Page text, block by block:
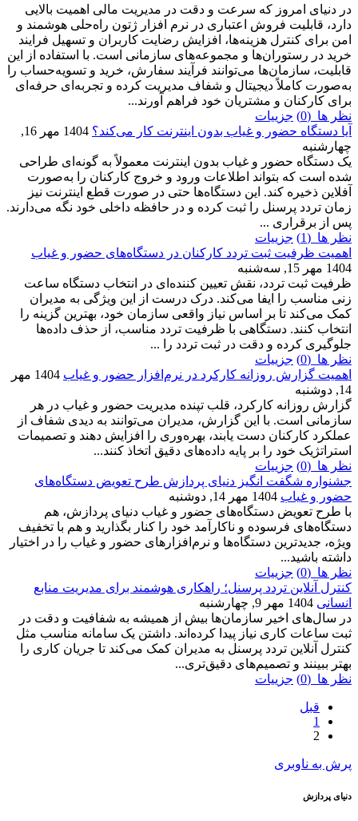
در دنیای امروز که سرعت و دقت در مدیریت مالی اهمیت بالایی
دارد، قابلیت فروش اعتباری در نرم افزار ژتون راه‌حلی هوشمند و
امن برای کنترل هزینه‌ها، افزایش رضایت کاربران و تسهیل فرایند
خرید در رستوران‌ها و مجموعه‌های سازمانی است. با استفاده از این
قابلیت، سازمان‌ها می‌توانند فرآیند سفارش، خرید و تسویه‌حساب را
به‌صورت کاملاً دیجیتال و شفاف مدیریت کرده و تجربه‌ای حرفه‌ای
برای کارکنان و مشتریان خود فراهم آورند...
نظر ها (0)
جزییات
آیا دستگاه حضور و غیاب بدون اینترنت کار می‌کند؟
1404 مهر 16,
چهارشنبه
یک دستگاه حضور و غیاب بدون اینترنت معمولاً به گونه‌ای طراحی
شده است که بتواند اطلاعات ورود و خروج کارکنان را به‌صورت
آفلاین ذخیره کند. این دستگاه‌ها حتی در صورت قطع اینترنت نیز
زمان تردد پرسنل را ثبت کرده و در حافظه داخلی خود نگه می‌دارند.
پس از برقراری ...
نظر ها (1)
جزییات
اهمیت ظرفیت ثبت تردد کارکنان در دستگاه‌های حضور و غیاب
1404 مهر 15, سه‌شنبه
ظرفیت ثبت تردد، نقش تعیین کننده‌ای در انتخاب دستگاه ساعت
زنی مناسب را ایفا می‌کند. درک درست از این ویژگی به مدیران
کمک می‌کند تا بر اساس نیاز واقعی سازمان خود، بهترین گزینه را
انتخاب کنند. دستگاهی با ظرفیت تردد مناسب، از حذف داده‌ها
جلوگیری کرده و دقت در ثبت تردد را ...
نظر ها (0)
جزییات
اهمیت گزارش روزانه کارکرد در نرم‌افزار حضور و غیاب
1404 مهر
14, دوشنبه
گزارش روزانه کارکرد، قلب تپنده مدیریت حضور و غیاب در هر
سازمانی است. با این گزارش، مدیران می‌توانند به دیدی شفاف از
عملکرد کارکنان دست یابند، بهره‌وری را افزایش دهند و تصمیمات
استراتژیک خود را بر پایه داده‌های دقیق اتخاذ کنند...
نظر ها (0)
جزییات
جشنواره شگفت انگیز دنیای پردازش طرح تعویض دستگاه‌های
حضور و غیاب 1404 مهر 14, دوشنبه
با طرح تعویض دستگاه‌های حضور و غیاب دنیای پردازش، هم
دستگاه‌های فرسوده و ناکارآمد خود را کنار بگذارید و هم با تخفیف
ویژه، جدیدترین دستگاه‌ها و نرم‌افزارهای حضور و غیاب را در اختیار
داشته باشید...
نظر ها (0)
جزییات
کنترل آنلاین تردد پرسنل؛ راهکاری هوشمند برای مدیریت منابع
انسانی 1404 مهر 9, چهارشنبه
در سال‌های اخیر سازمان‌ها بیش از همیشه به شفافیت و دقت در
ثبت ساعات کاری نیاز پیدا کرده‌اند. داشتن یک سامانه مناسب مثل
کنترل آنلاین تردد پرسنل به مدیران کمک می‌کند تا جریان کاری را
بهتر ببینند و تصمیم‌های دقیق‌تری...
نظر ها (0)
جزییات
قبل
1
2
پرش به ناوبری
دنیای پردازش